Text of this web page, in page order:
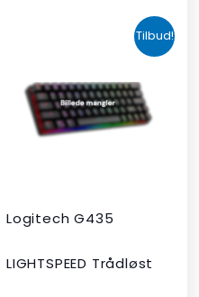
Tilbud!
Logitech G435
LIGHTSPEED Trådløst
oprindelige
pris
var:
kr. 599,00.
aktuelle
pris
er:
kr. 399,00.